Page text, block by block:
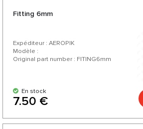
Fitting 6mm
Expéditeur : AEROPIK
Modèle :
Original part number : FITING6mm
En stock
7.50 €